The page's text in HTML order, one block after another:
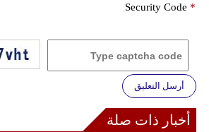
Security Code *
أرسل التعليق
أخبار ذات صلة